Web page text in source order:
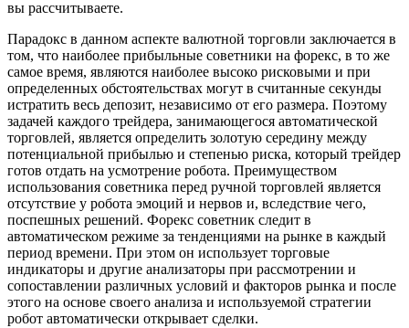
вы рассчитываете.
Парадокс в данном аспекте валютной торговли заключается в
том, что наиболее прибыльные советники на форекс, в то же
самое время, являются наиболее высоко рисковыми и при
определенных обстоятельствах могут в считанные секунды
истратить весь депозит, независимо от его размера. Поэтому
задачей каждого трейдера, занимающегося автоматической
торговлей, является определить золотую середину между
потенциальной прибылью и степенью риска, который трейдер
готов отдать на усмотрение робота. Преимуществом
использования советника перед ручной торговлей является
отсутствие у робота эмоций и нервов и, вследствие чего,
поспешных решений. Форекс советник следит в
автоматическом режиме за тенденциями на рынке в каждый
период времени. При этом он использует торговые
индикаторы и другие анализаторы при рассмотрении и
сопоставлении различных условий и факторов рынка и после
этого на основе своего анализа и используемой стратегии
робот автоматически открывает сделки.